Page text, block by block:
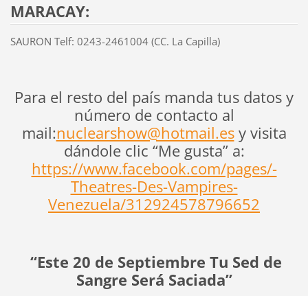
MARACAY:
SAURON Telf: 0243-2461004 (CC. La Capilla)
Para el resto del país manda tus datos y
número de contacto al
mail:nuclearshow@hotmail.esy visita
dándole clic “Me gusta” a:
https://www.facebook.com/pages/-
Theatres-Des-Vampires-
Venezuela/312924578796652
“Este 20 de Septiembre Tu Sed de
Sangre Será Saciada”